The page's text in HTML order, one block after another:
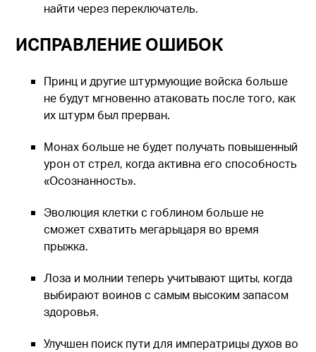
найти через переключатель.
ИСПРАВЛЕНИЕ ОШИБОК
Принц и другие штурмующие войска больше
не будут мгновенно атаковать после того, как
их штурм был прерван.
Монах больше не будет получать повышенный
урон от стрел, когда активна его способность
«Осознанность».
Эволюция клетки с гоблином больше не
сможет схватить мегарыцаря во время
прыжка.
Лоза и молнии теперь учитывают щиты, когда
выбирают воинов с самым высоким запасом
здоровья.
Улучшен поиск пути для императрицы духов во